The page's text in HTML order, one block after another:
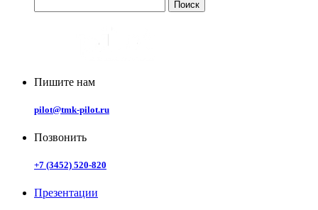
Пишите нам
pilot@tmk-pilot.ru
Позвонить
+7 (3452) 520-820
Презентации